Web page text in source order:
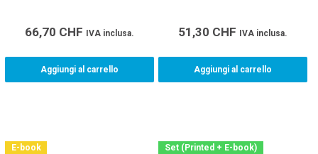
66,70 CHF IVA inclusa.
Aggiungi al carrello
51,30 CHF IVA inclusa.
Aggiungi al carrello
E-book
Set (Printed + E-book)